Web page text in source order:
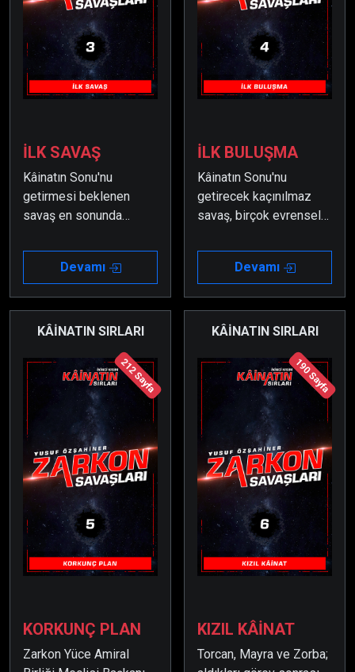
İLK SAVAŞ
Kâinatın Sonu'nu
getirmesi beklenen
savaş en sonunda
büyük gücü olan Zarkon
Güneş Sisteminin
Amiral Domir'e karşı
Dünya'nın hiç şansı
Devamı
İLK BULUŞMA
Kâinatın Sonu'nu
getirecek kaçınılmaz
savaş, birçok evrensel
girmesi yüzünden işin
içinden çıkılamaz bir
Devamı
KÂİNATIN SIRLARI
212 Sayfa
KORKUNÇ PLAN
Zarkon Yüce Amiral
KÂİNATIN SIRLARI
190 Sayfa
KIZIL KÂİNAT
Torcan, Mayra ve Zorba;